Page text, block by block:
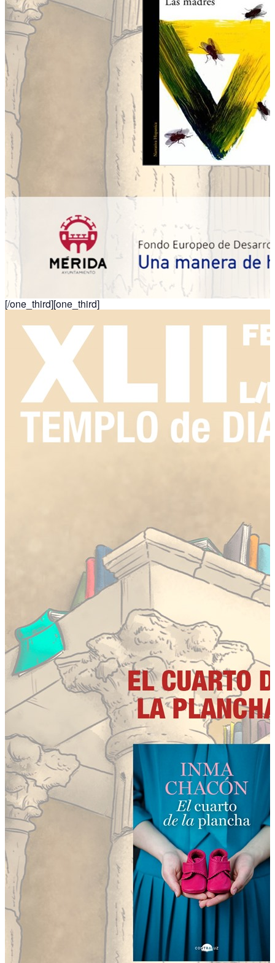
[/one_third][one_third]